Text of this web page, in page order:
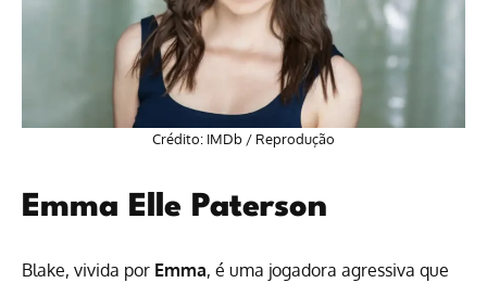
Crédito: IMDb / Reprodução
Emma Elle Paterson
Blake, vivida por Emma, é uma jogadora agressiva que